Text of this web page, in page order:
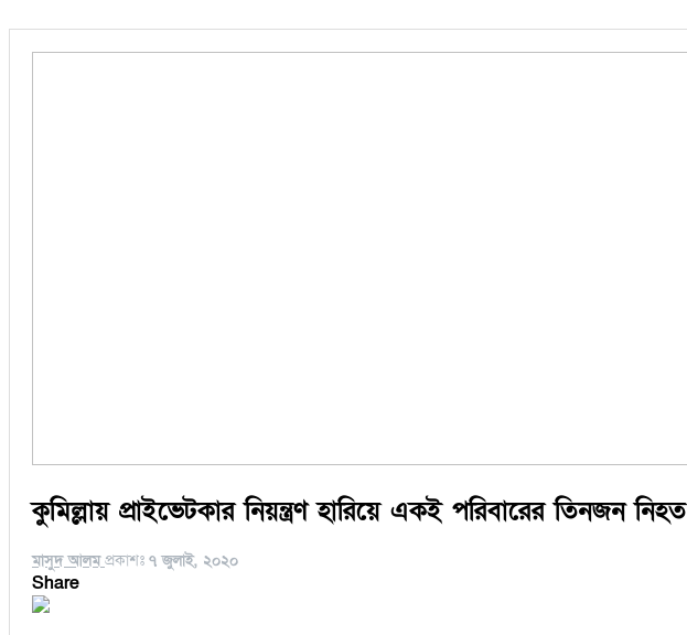
কুমিল্লায় প্রাইভেটকার নিয়ন্ত্রণ হারিয়ে একই পরিবারের তিনজন নিহত
মাসুদ আলম প্রকাশঃ ৭ জুলাই, ২০২০
Share